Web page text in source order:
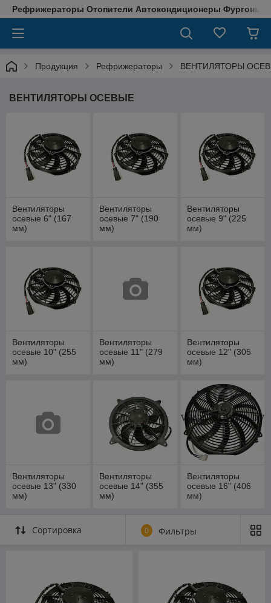
Рефрижераторы Отопители Автокондиционеры Фургоны
Продукция Рефрижераторы ВЕНТИЛЯТОРЫ
ВЕНТИЛЯТОРЫ ОСЕВЫЕ
Вентиляторы
осевые 6" (167
мм)
Вентиляторы
осевые 7" (190
мм)
Вентиляторы
осевые 9" (225
мм)
Вентиляторы
осевые 10" (255
мм)
Вентиляторы
осевые 11" (279
мм)
Вентиляторы
осевые 12" (305
мм)
Вентиляторы
осевые 13" (330
мм)
Вентиляторы
осевые 14" (355
мм)
Вентиляторы
осевые 16" (406
мм)
Сортировка 0 Фильтры